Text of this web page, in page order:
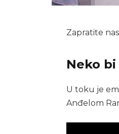
Zapratite
Neko
U toku je
Anđelom